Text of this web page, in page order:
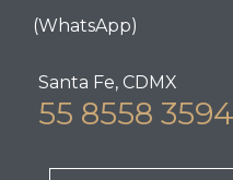
(WhatsApp)
Santa Fe, CDMX
55 8558 3594